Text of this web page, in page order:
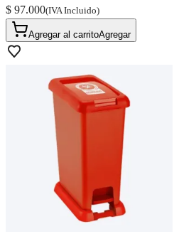
$ 97.000(IVA Incluido)
Agregar al carritoAgregar